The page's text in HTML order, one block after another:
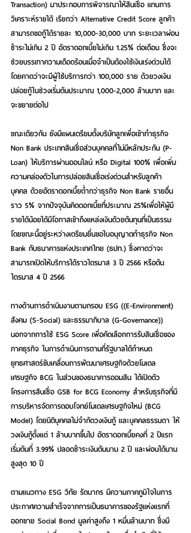
Transaction) มาประกอบการพิจารณาให้สินเชื่อ แทนการ
วิเคราะห์รายได้ เรียกว่า Alternative Credit Score ลูกค้า
สามารถขอกู้ได้รายละ 10,000-30,000 บาท ระยะเวลาผ่อน
ชำระไม่เกิน 2 ปี อัตราดอกเบี้ยไม่เกิน 1.25% ต่อเดือน ซึ่งจะ
ช่วยบรรเทาความเดือดร้อนเมื่อจำเป็นต้องใช้เงินเร่งด่วนได้
โดยคาดว่าจะมีผู้ใช้บริการกว่า 100,000 ราย ด้วยวงเงิน
ปล่อยกู้ในช่วงเริ่มต้นประมาณ 1,000-2,000 ล้านบาท และ
จะขยายต่อไป
ขณะเดียวกัน ยังมีแผนเตรียมตั้งบริษัทลูกเพื่อเข้าทำธุรกิจ
Non Bank ประเภทสินเชื่อส่วนบุคคลที่ไม่มีหลักประกัน (P-
Loan) ให้บริการผ่านออนไลน์ หรือ Digital 100% เพื่อเพิ่ม
ความคล่องตัวในการปล่อยสินเชื่อเร่งด่วนสำหรับลูกค้า
บุคคล ด้วยอัตราดอกเบี้ยต่ำกว่าธุรกิจ Non Bank รายอื่น
ราว 5% จากปัจจุบันคิดดอกเบี้ยที่ประมาณ 25%เพื่อให้ผู้มี
รายได้น้อยได้มีโอกาสเข้าถึงแหล่งเงินด้วยต้นทุนที่เป็นธรรม
โดยขณะนี้อยู่ระหว่างเตรียมยื่นขอใบอนุญาตทำธุรกิจ Non
Bank กับธนาคารแห่งประเทศไทย (ธปท.) ซึ่งคาดว่าจะ
สามารถเปิดให้บริการได้ราวไตรมาส 3 ปี 2566 หรือต้น
ไตรมาส 4 ปี 2566
ทางด้านการดำเนินงานตามกรอบ ESG ((E-Environment)
สังคม (S-Social) และธรรมาภิบาล (G-Governance))
นอกจากการใช้ ESG Score เพื่อคัดเลือกการรับสินเชื่อของ
ภาคธุรกิจ ในการดำเนินการตามที่รัฐบาลได้กำหนด
ยุทธศาสตร์ขับเคลื่อนการพัฒนาเศรษฐกิจด้วยโมเดล
เศรษฐกิจ BCG ในส่วนของธนาคารออมสิน ได้เปิดตัว
โครงการสินเชื่อ GSB for BCG Economy สำหรับธุรกิจที่มี
การบริหารจัดการตอบโจทย์โมเดลเศรษฐกิจใหม่ (BCG
Model) โดยนิติบุคคลไม่จำกัดวงเงินกู้ และบุคคลธรรมดา ให้
วงเงินกู้ตั้งแต่ 1 ล้านบาทขึ้นไป อัตราดอกเบี้ยคงที่ 2 ปีแรก
เริ่มต้นที่ 3.99% ปลอดชำระเงินต้นนาน 2 ปี และผ่อนได้นาน
สูงสุด 10 ปี
ตามแนวทาง ESG วิทัย รัตนากร มีความภาคภูมิใจในการ
ประกาศความสำเร็จจากการเป็นธนาคารของรัฐแห่งแรกที่
ออกขาย Social Bond มูลค่าสูงถึง 1 หมื่นล้านบาท ซึ่งมี